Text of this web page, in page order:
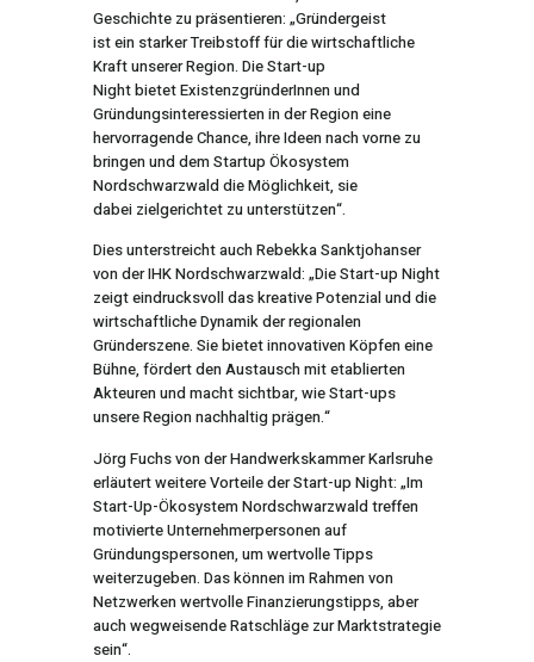
Geschichte zu präsentieren: „Gründergeist
ist ein starker Treibstoff für die wirtschaftliche
Kraft unserer Region. Die Start-up
Night bietet ExistenzgründerInnen und
Gründungsinteressierten in der Region eine
hervorragende Chance, ihre Ideen nach vorne zu
bringen und dem Startup Ökosystem
Nordschwarzwald die Möglichkeit, sie
dabei zielgerichtet zu unterstützen“.
Dies unterstreicht auch Rebekka Sanktjohanser
von der IHK Nordschwarzwald: „Die Start-up Night
zeigt eindrucksvoll das kreative Potenzial und die
wirtschaftliche Dynamik der regionalen
Gründerszene. Sie bietet innovativen Köpfen eine
Bühne, fördert den Austausch mit etablierten
Akteuren und macht sichtbar, wie Start-ups
unsere Region nachhaltig prägen.“
Jörg Fuchs von der Handwerkskammer Karlsruhe
erläutert weitere Vorteile der Start-up Night: „Im
Start-Up-Ökosystem Nordschwarzwald treffen
motivierte Unternehmerpersonen auf
Gründungspersonen, um wertvolle Tipps
weiterzugeben. Das können im Rahmen von
Netzwerken wertvolle Finanzierungstipps, aber
auch wegweisende Ratschläge zur Marktstrategie
sein“.